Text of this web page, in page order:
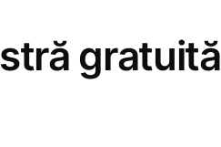
gratuită